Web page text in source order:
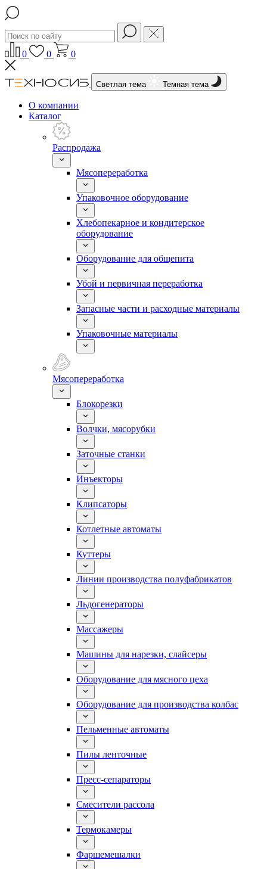
0 0 0
Светлая тема Темная тема
О компании
Каталог
Распродажа
Мясопереработка
Упаковочное оборудование
Хлебопекарное и кондитерское
оборудование
Оборудование для общепита
Убой и первичная переработка
Запасные части и расходные материалы
Упаковочные материалы
Мясопереработка
Блокорезки
Волчки, мясорубки
Заточные станки
Инъекторы
Клипсаторы
Котлетные автоматы
Куттеры
Линии производства полуфабрикатов
Льдогенераторы
Массажеры
Машины для нарезки, слайсеры
Оборудование для мясного цеха
Оборудование для производства колбас
Пельменные автоматы
Пилы ленточные
Пресс-сепараторы
Смесители рассола
Термокамеры
Фаршемешалки